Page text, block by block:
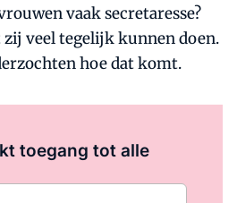
vaak secretaresse?
veel tegelijk kunnen doen.
hoe dat komt.
toegang tot alle